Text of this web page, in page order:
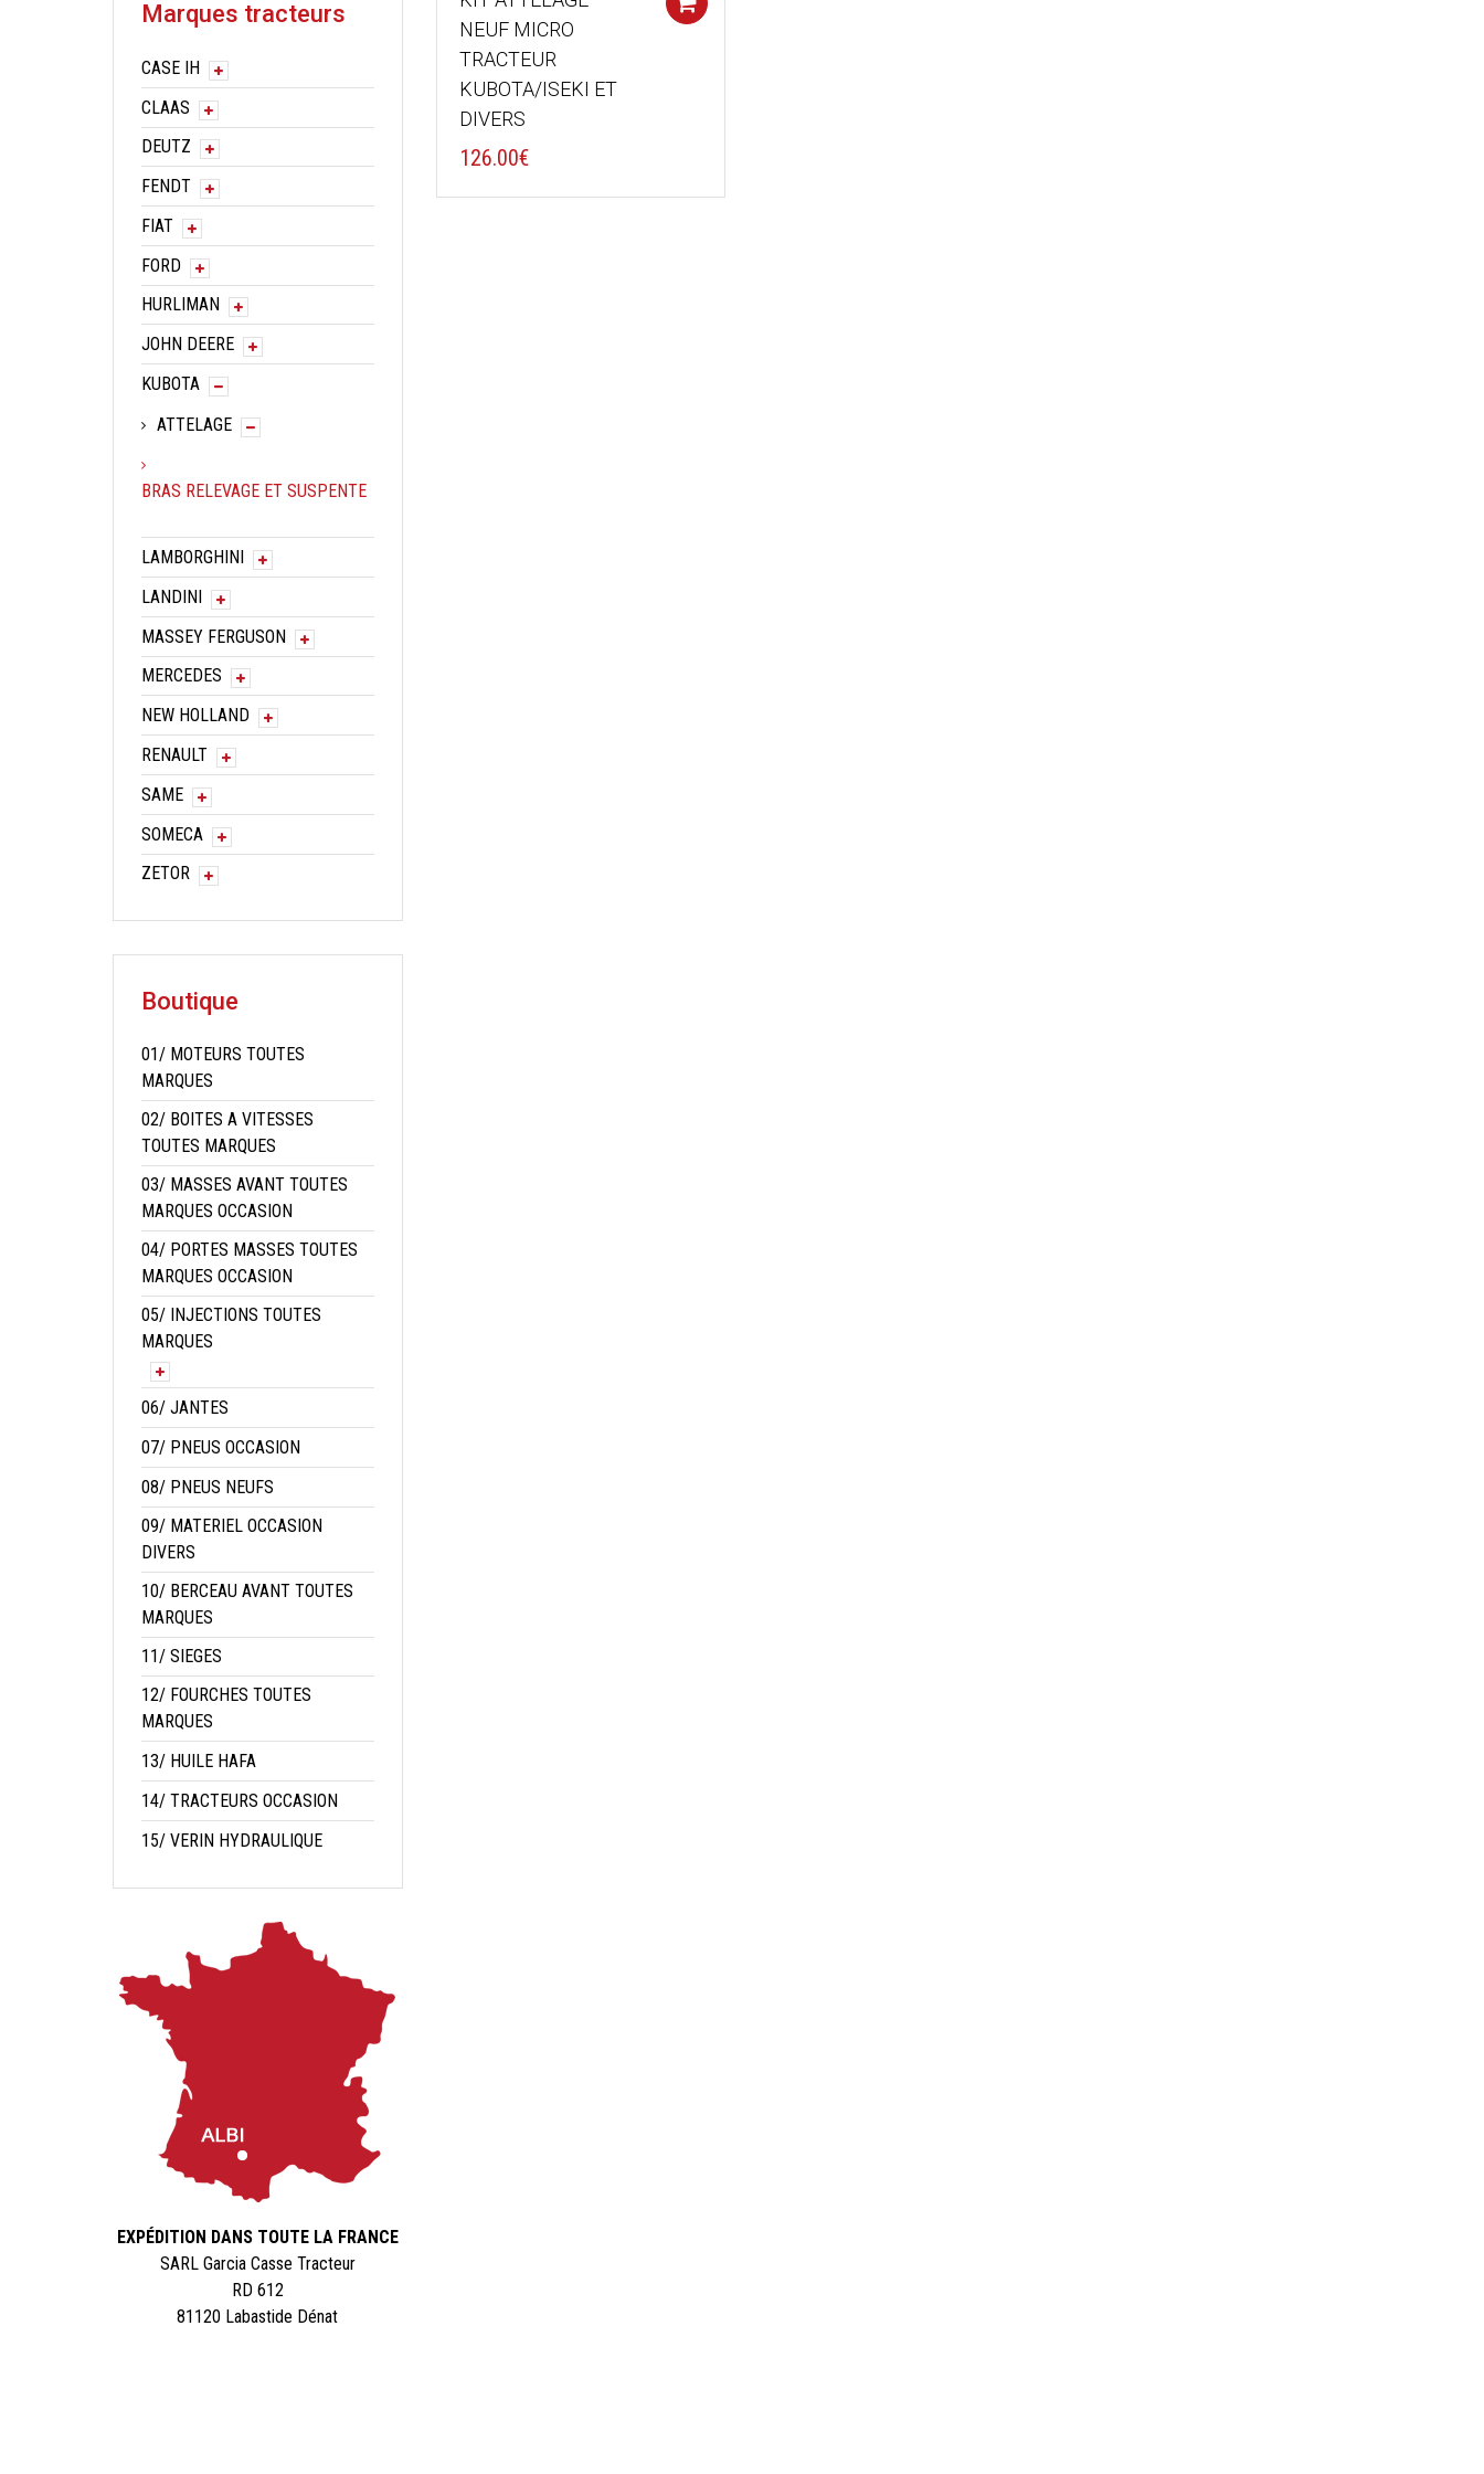
NEUF MICRO
TRACTEUR
KUBOTA/ISEKI ET
DIVERS
126.00€
Marques tracteurs
CASE IH
CLAAS
DEUTZ
FENDT
FIAT
FORD
HURLIMAN
JOHN DEERE
KUBOTA
ATTELAGE
BRAS RELEVAGE ET SUSPENTE
LAMBORGHINI
LANDINI
MASSEY FERGUSON
MERCEDES
NEW HOLLAND
RENAULT
SAME
SOMECA
ZETOR
Boutique
01/ MOTEURS TOUTES
MARQUES
02/ BOITES A VITESSES
TOUTES MARQUES
03/ MASSES AVANT TOUTES
MARQUES OCCASION
04/ PORTES MASSES TOUTES
MARQUES OCCASION
05/ INJECTIONS TOUTES
MARQUES
06/ JANTES
07/ PNEUS OCCASION
08/ PNEUS NEUFS
09/ MATERIEL OCCASION
DIVERS
10/ BERCEAU AVANT TOUTES
MARQUES
11/ SIEGES
12/ FOURCHES TOUTES
MARQUES
13/ HUILE HAFA
14/ TRACTEURS OCCASION
15/ VERIN HYDRAULIQUE
EXPÉDITION DANS TOUTE LA FRANCE
SARL Garcia Casse Tracteur
RD 612
81120 Labastide Dénat